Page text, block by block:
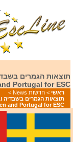
Portugal for ESC
ראשי > חדשות News
>
and Portugal for ESC